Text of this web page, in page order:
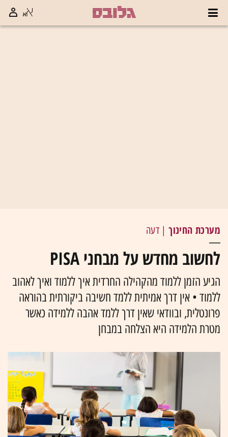
מערכת החינוך| דעה
לחשוב מחדש על מבחני PISA
הגיע הזמן ללמוד מהקהילה החרדית איך ללמוד ואיך לאהוב
ללמוד • אין דרך אמיתית ללמד חשיבה ביקורתית בהוראה
פרונטלית, ובוודאי שאין דרך ללמד אהבה ללמידה כאשר
מטרת הלמידה היא הצלחה במבחן